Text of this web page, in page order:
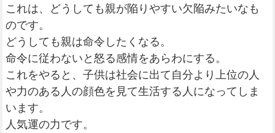
これは、どうしても親が陥りやすい欠陥みたいなも
のです。
どうしても親は命令したくなる。
命令に従わないと怒る感情をあらわにする。
これをやると、子供は社会に出て自分より上位の人
や力のある人の顔色を見て生活する人になってしま
います。
人気運の力です。